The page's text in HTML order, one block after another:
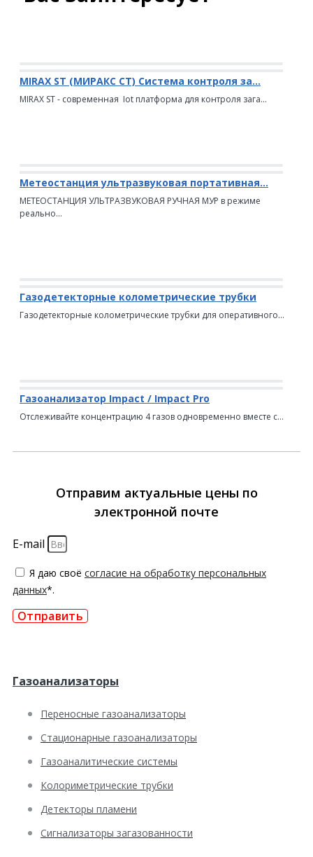
MIRAX ST (МИРАКС СТ) Система контроля за...
MIRAX ST - современная Iot платформа для контроля зага...
Метеостанция ультразвуковая портативная...
МЕТЕОСТАНЦИЯ УЛЬТРАЗВУКОВАЯ РУЧНАЯ МУР в режиме
реально...
Газодетекторные колометрические трубки
Газодетекторные колометрические трубки для оперативного...
Газоанализатор Impact / Impact Pro
Отслеживайте концентрацию 4 газов одновременно вместе с...
Отправим актуальные цены по
электронной почте
E-mail
Я даю своё согласие на обработку персональных
данных*.
Отправить
Газоанализаторы
Переносные газоанализаторы
Стационарные газоанализаторы
Газоаналитические системы
Колориметрические трубки
Детекторы пламени
Сигнализаторы загазованности